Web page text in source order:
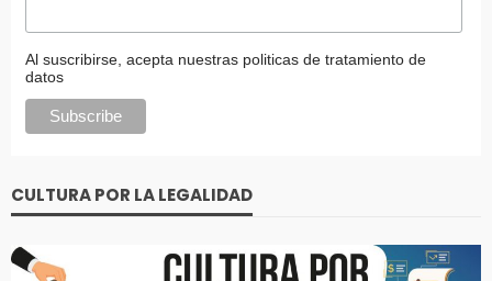
Al suscribirse, acepta nuestras politicas de tratamiento de
datos
CULTURA POR LA LEGALIDAD